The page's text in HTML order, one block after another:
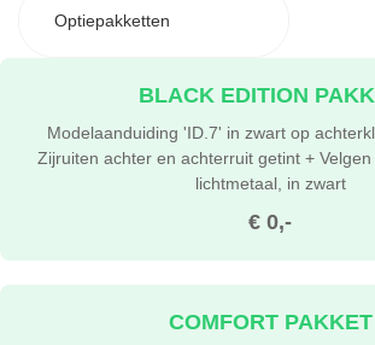
Optiepakketten
€ 0,-
BLACK EDITION
Modelaanduiding 'ID.7' in zwart op
Zijruiten achter en achterruit getint +
lichtmetaal, in zwart
COMFORT PAKKET